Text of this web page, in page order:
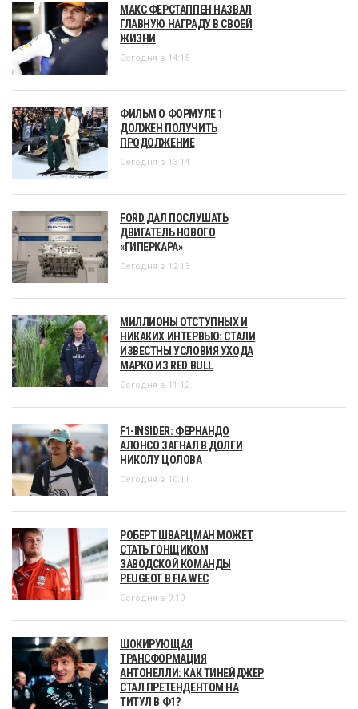
МАКС ФЕРСТАППЕН НАЗВАЛ
ГЛАВНУЮ НАГРАДУ В СВОЕЙ
ЖИЗНИ
Сегодня в 14:15
ФИЛЬМ О ФОРМУЛЕ 1
ДОЛЖЕН ПОЛУЧИТЬ
ПРОДОЛЖЕНИЕ
Сегодня в 13:14
FORD ДАЛ ПОСЛУШАТЬ
ДВИГАТЕЛЬ НОВОГО
«ГИПЕРКАРА»
Сегодня в 12:13
МИЛЛИОНЫ ОТСТУПНЫХ И
НИКАКИХ ИНТЕРВЬЮ: СТАЛИ
ИЗВЕСТНЫ УСЛОВИЯ УХОДА
МАРКО ИЗ RED BULL
Сегодня в 11:12
F1-INSIDER: ФЕРНАНДО
АЛОНСО ЗАГНАЛ В ДОЛГИ
НИКОЛУ ЦОЛОВА
Сегодня в 10:11
РОБЕРТ ШВАРЦМАН МОЖЕТ
СТАТЬ ГОНЩИКОМ
ЗАВОДСКОЙ КОМАНДЫ
PEUGEOT В FIA WEC
Сегодня в 9:10
ШОКИРУЮЩАЯ
ТРАНСФОРМАЦИЯ
АНТОНЕЛЛИ: КАК ТИНЕЙДЖЕР
СТАЛ ПРЕТЕНДЕНТОМ НА
ТИТУЛ В Ф1?